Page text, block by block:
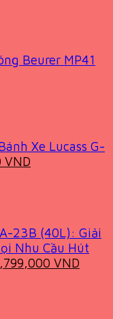
Beurer MP41
Xe Lucass G-
VND
23B (40L): Giải
Nhu Cầu Hút
VND